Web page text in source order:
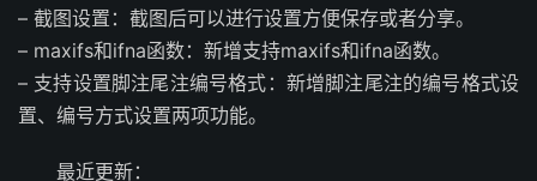
– 截图设置：截图后可以进行设置方便保存或者分享。
– maxifs和ifna函数：新增支持maxifs和ifna函数。
– 支持设置脚注尾注编号格式：新增脚注尾注的编号格式设
置、编号方式设置两项功能。
最近更新：